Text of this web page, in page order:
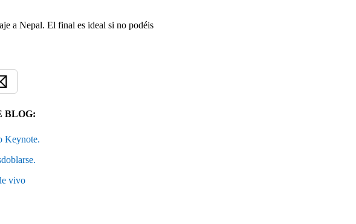
a Nepal. El final es ideal si no podéis
BLOG:
Keynote.
vivo